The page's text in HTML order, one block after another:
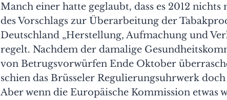
Manch einer hatte geglaubt, dass es 2012
des Vorschlags zur Überarbeitung der
Deutschland „Herstellung, Aufmachung und
regelt. Nachdem der damalige
von Betrugsvorwürfen Ende Oktober
schien das Brüsseler Regulierungsuhrwerk
Aber wenn die Europäische Kommission